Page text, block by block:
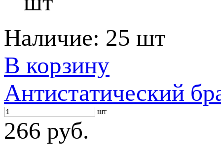
Наличие: 25 шт
В корзину
Антистатический
шт
266 руб.